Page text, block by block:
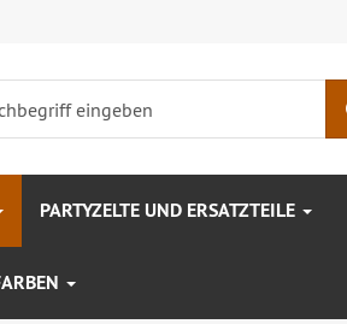
PARTYZELTE UND ERSATZTEILE